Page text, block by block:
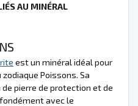
AU MINÉRAL
est un minéral idéal pour
zodiaque Poissons. Sa
pierre de protection et de
avec le